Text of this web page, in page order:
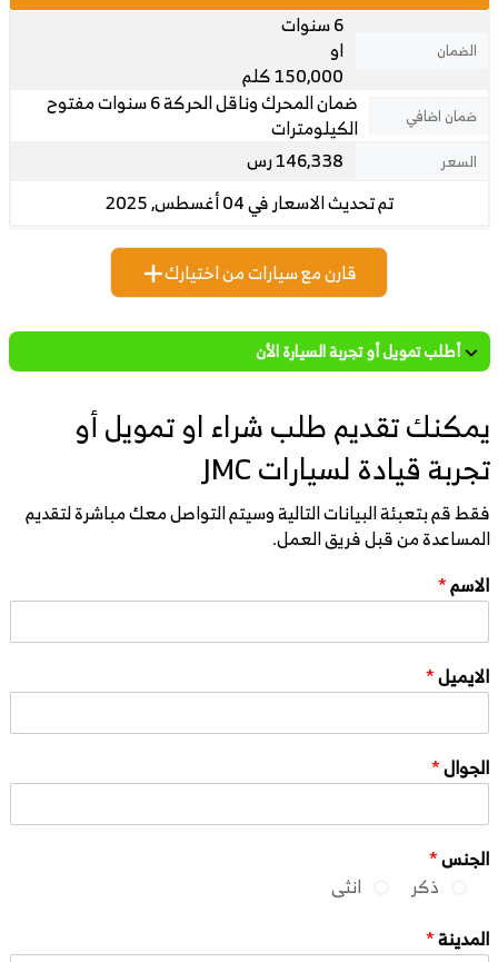
الضمان
6 سنوات
او
150,000 كلم
ضمان اضافي
ضمان المحرك وناقل الحركة 6 سنوات مفتوح
الكيلومترات
السعر
146,338 رس
تم تحديث الاسعار في 04 أغسطس, 2025
قارن مع سيارات من اختيارك
أطلب تمويل أو تجربة السيارة الأن
يمكنك تقديم طلب شراء او تمويل أو
تجربة قيادة لسيارات JMC
فقط قم بتعبئة البيانات التالية وسيتم التواصل معك مباشرة لتقديم
المساعدة من قبل فريق العمل.
الاسم*
الايميل*
الجوال*
الجنس*
ذكر
انثى
المدينة*